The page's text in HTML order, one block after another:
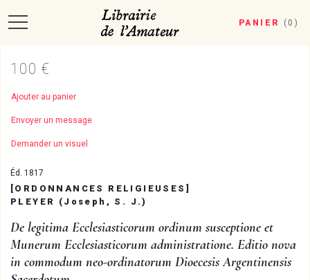
PANIER ( 0 )
100 €
Ajouter au panier
Envoyer un message
Demander un visuel
Éd. 1817
[ORDONNANCES RELIGIEUSES]
PLEYER (Joseph, S. J.)
De legitima Ecclesiasticorum ordinum susceptione et
Munerum Ecclesiasticorum administratione. Editio nova
in commodum neo-ordinatorum Dioecesis Argentinensis